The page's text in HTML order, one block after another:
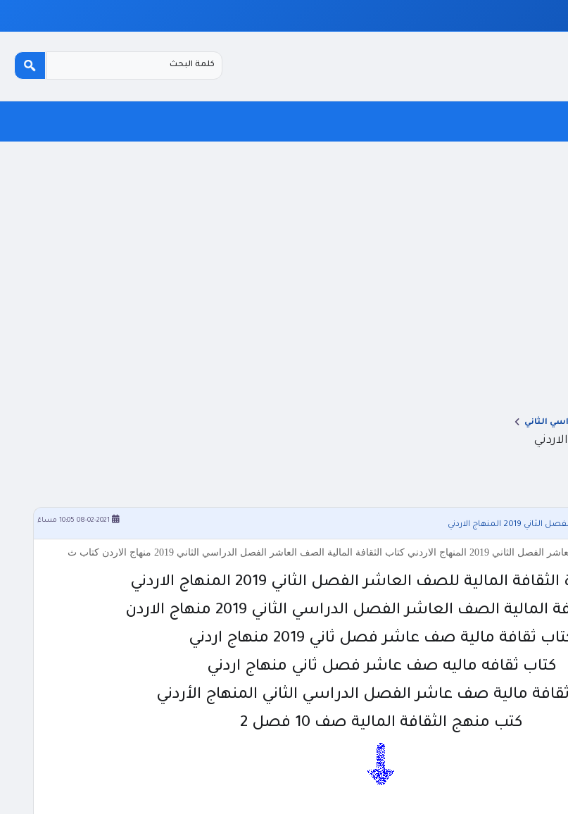
الثاني
الاردني 08-02-2021 10:05 مساءً
العاشر الفصل الدراسي الثاني 2019 منهاج الاردن كتاب ث
المالية للصف العاشر الفصل الثاني 2019 المنهاج الاردني
الصف العاشر الفصل الدراسي الثاني 2019 منهاج الاردن
ثقافة مالية صف عاشر فصل ثاني 2019 منهاج اردني
كتاب ثقافه ماليه صف عاشر فصل ثاني منهاج اردني
مالية صف عاشر الفصل الدراسي الثاني المنهاج الأردني
كتب منهج الثقافة المالية صف 10 فصل 2